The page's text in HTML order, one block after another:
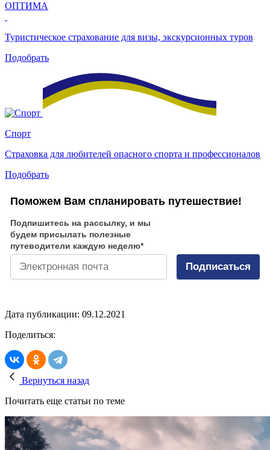
ОПТИМА
Туристическое страхование для визы, экскурсионных туров
Подобрать
Спорт
Страховка для любителей опасного спорта и профессионалов
Подобрать
Поможем Вам спланировать путешествие!
Подпишитесь на рассылку, и мы
будем присылать полезные
путеводители каждую неделю*
Подписаться
Дата публикации: 09.12.2021
Поделиться:
Вернуться назад
Почитать еще статьи по теме